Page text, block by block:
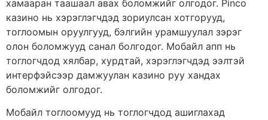
хамааран таашаал авах боломжийг олгодог. Pinco
казино нь хэрэглэгчдэд зориулсан хотгорууд,
тоглоомын оруулгууд, бэлгийн урамшуулал зэрэг
олон боломжууд санал болгодог. Мобайл апп нь
тоглогчдод хялбар, хурдтай, хэрэглэгчдэд ээлтэй
интерфэйсээр дамжуулан казино руу хандах
боломжийг олгодог.
Мобайл тоглоомууд нь тоглогчдод ашиглахад